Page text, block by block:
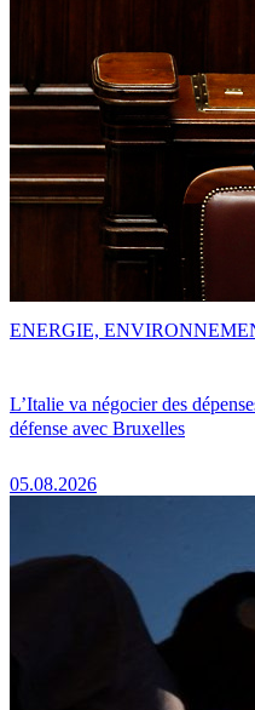
L’Italie va négocier des
défense avec Bruxelles
05.08.2026
ENERGIE,